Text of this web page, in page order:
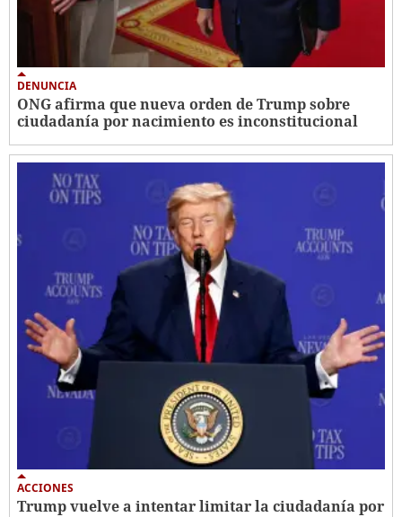
DENUNCIA
ONG afirma que nueva orden de Trump sobre
ciudadanía por nacimiento es inconstitucional
ACCIONES
Trump vuelve a intentar limitar la ciudadanía por